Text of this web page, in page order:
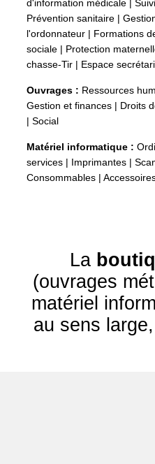
d'information médicale
Prévention sanitaire
l'ordonnateur
Formations
sociale
Protection
chasse-Tir
Espace
Ouvrages : Ressources
Gestion et finances
Droits
Social
Matériel informatique :
services
Imprimantes
Consommables
La
(ouvrages
matériel
au sens